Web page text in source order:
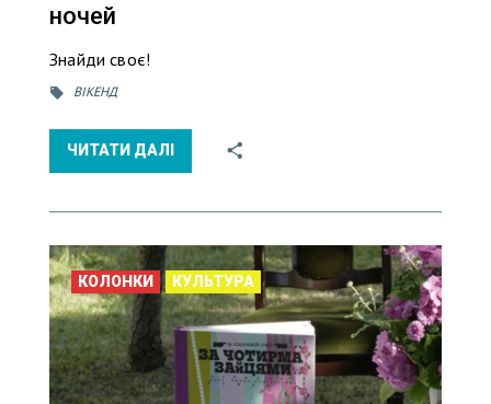
ночей
Знайди своє!
ВІКЕНД
ЧИТАТИ ДАЛІ
КОЛОНКИ КУЛЬТУРА